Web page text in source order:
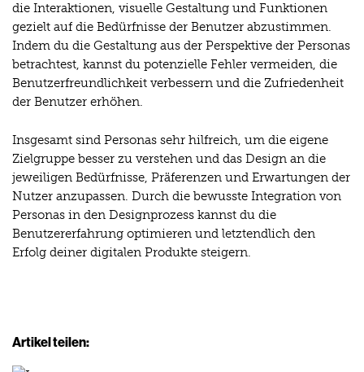
die Interaktionen, visuelle Gestaltung und Funktionen
gezielt auf die Bedürfnisse der Benutzer abzustimmen.
Indem du die Gestaltung aus der Perspektive der Personas
betrachtest, kannst du potenzielle Fehler vermeiden, die
Benutzerfreundlichkeit verbessern und die Zufriedenheit
der Benutzer erhöhen.
Insgesamt sind Personas sehr hilfreich, um die eigene
Zielgruppe besser zu verstehen und das Design an die
jeweiligen Bedürfnisse, Präferenzen und Erwartungen der
Nutzer anzupassen. Durch die bewusste Integration von
Personas in den Designprozess kannst du die
Benutzererfahrung optimieren und letztendlich den
Erfolg deiner digitalen Produkte steigern.
Artikel teilen: